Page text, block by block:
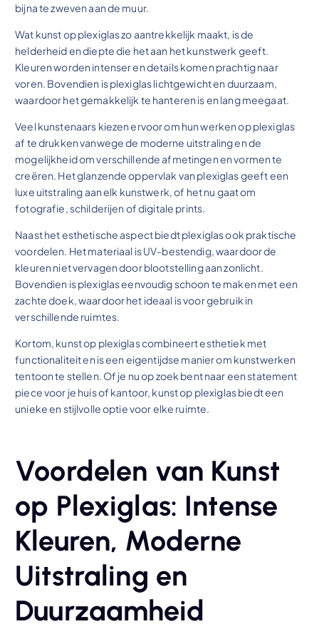
bijna te zweven aan de muur.
Wat kunst op plexiglas zo aantrekkelijk maakt, is de
helderheid en diepte die het aan het kunstwerk geeft.
Kleuren worden intenser en details komen prachtig naar
voren. Bovendien is plexiglas lichtgewicht en duurzaam,
waardoor het gemakkelijk te hanteren is en lang meegaat.
Veel kunstenaars kiezen ervoor om hun werken op plexiglas
af te drukken vanwege de moderne uitstraling en de
mogelijkheid om verschillende afmetingen en vormen te
creëren. Het glanzende oppervlak van plexiglas geeft een
luxe uitstraling aan elk kunstwerk, of het nu gaat om
fotografie, schilderijen of digitale prints.
Naast het esthetische aspect biedt plexiglas ook praktische
voordelen. Het materiaal is UV-bestendig, waardoor de
kleuren niet vervagen door blootstelling aan zonlicht.
Bovendien is plexiglas eenvoudig schoon te maken met een
zachte doek, waardoor het ideaal is voor gebruik in
verschillende ruimtes.
Kortom, kunst op plexiglas combineert esthetiek met
functionaliteit en is een eigentijdse manier om kunstwerken
tentoon te stellen. Of je nu op zoek bent naar een statement
piece voor je huis of kantoor, kunst op plexiglas biedt een
unieke en stijlvolle optie voor elke ruimte.
Voordelen van Kunst
op Plexiglas: Intense
Kleuren, Moderne
Uitstraling en
Duurzaamheid